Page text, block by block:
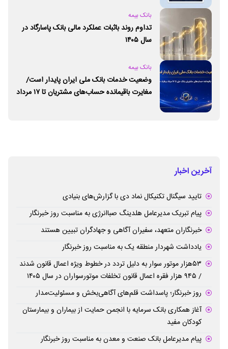
بانک بیمه
تداوم روند باثبات عملکرد مالی بانک پاسارگاد در
سال ۱۴۰۵
بانک بیمه
وضعیت خدمات بانک ملی ایران پایدار است/
مغایرت‌ باقیمانده حساب‌های مشتریان تا ۱۷ مرداد
آخرین اخبار
تایید سیگنال تکنیکال نماد دی با گزارش‌های بنیادی
پیام تبریک مدیرعامل هلدینگ صباانرژی به مناسبت روز خبرنگار
خبرنگاران متعهد، سفیران آگاهی و جهادگران تبیین هستند
یادداشت شهردار منطقه یک به مناسبت روز خبرنگار
۵۳هزار موتور سوار به دلیل تردد در خطوط ویژه اعمال قانون شدند
/ ۹۴۵ هزار فقره اعمال قانون تخلفات موتورسواران در سال ۱۴۰۵
روز خبرنگار؛ پاسداشت قلم‌های آگاهی‌بخش و مسئولیت‌مدار
آغاز همکاری بانک سرمایه با انجمن حمایت از بیماران و بیمارستان
کودکان مفید
پیام مدیرعامل بانک صنعت و معدن به مناسبت روز خبرنگار